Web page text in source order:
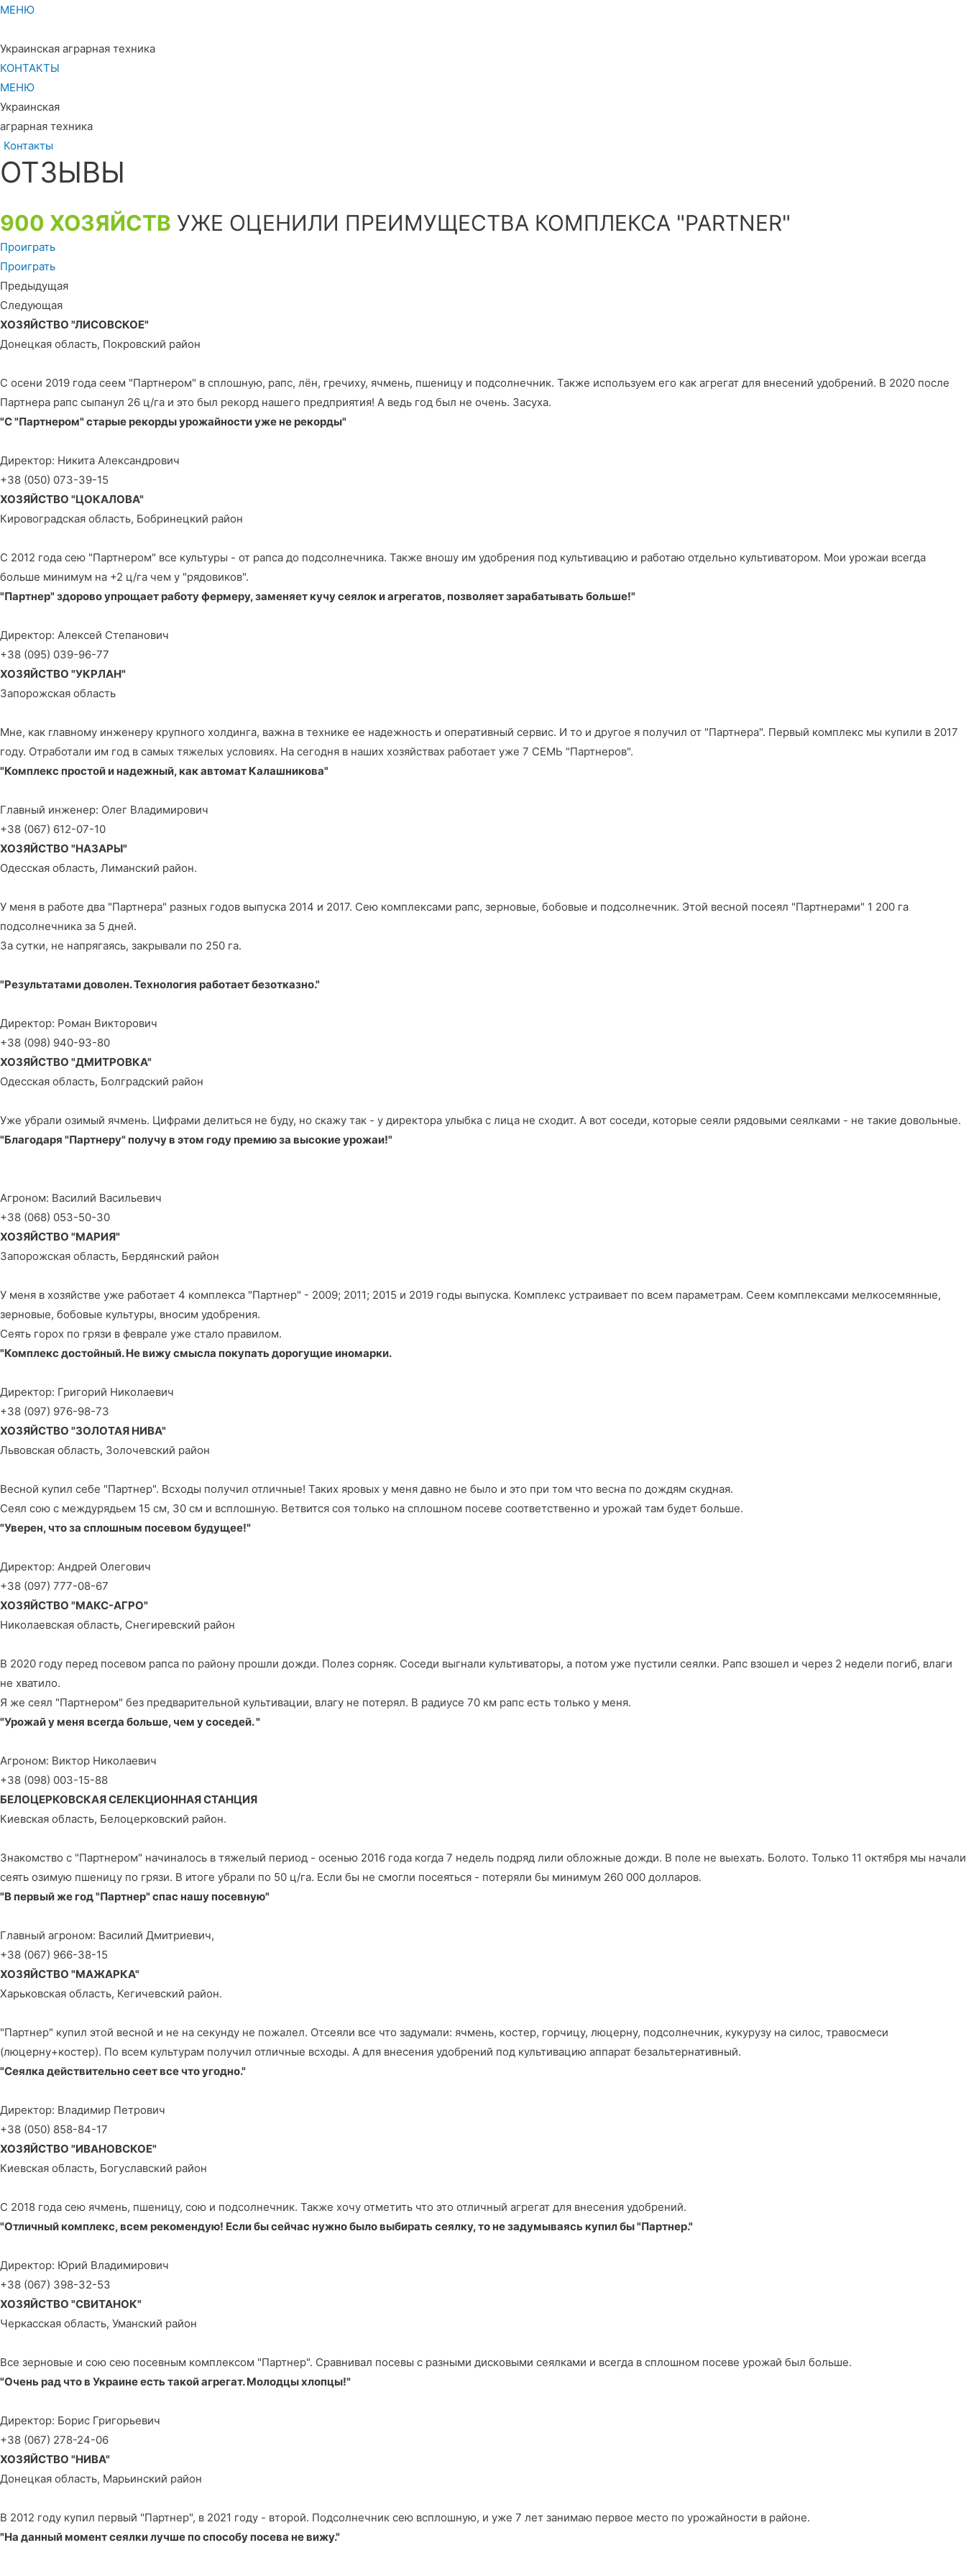
МЕНЮ
Украинская аграрная техника
КОНТАКТЫ
МЕНЮ
Украинская
аграрная техника
Контакты
ОТЗЫВЫ
900 ХОЗЯЙСТВ УЖЕ ОЦЕНИЛИ ПРЕИМУЩЕСТВА КОМПЛЕКСА "PARTNER"
Проиграть
Проиграть
Предыдущая
Следующая
ХОЗЯЙСТВО "ЛИСОВСКОЕ"
Донецкая область, Покровский район
С осени 2019 года сеем "Партнером" в сплошную, рапс, лён, гречиху, ячмень, пшеницу и подсолнечник. Также используем его как агрегат для внесений удобрений. В 2020 после
Партнера рапс сыпанул 26 ц/га и это был рекорд нашего предприятия! А ведь год был не очень. Засуха.
"С "Партнером" старые рекорды урожайности уже не рекорды"
Директор: Никита Александрович
+38 (050) 073-39-15
ХОЗЯЙСТВО "ЦОКАЛОВА"
Кировоградская область, Бобринецкий район
C 2012 года сею "Партнером" все культуры - от рапса до подсолнечника. Также вношу им удобрения под культивацию и работаю отдельно культиватором. Мои урожаи всегда
больше минимум на +2 ц/га чем у "рядовиков".
"Партнер" здорово упрощает работу фермеру, заменяет кучу сеялок и агрегатов, позволяет зарабатывать больше!"
Директор: Алексей Степанович
+38 (095) 039-96-77
ХОЗЯЙСТВО "УКРЛАН"
Запорожская область
Мне, как главному инженеру крупного холдинга, важна в технике ее надежность и оперативный сервис. И то и другое я получил от "Партнера". Первый комплекс мы купили в 2017
году. Отработали им год в самых тяжелых условиях. На сегодня в наших хозяйствах работает уже 7 СЕМЬ "Партнеров".
"Комплекс простой и надежный, как автомат Калашникова"
Главный инженер: Олег Владимирович
+38 (067) 612-07-10
ХОЗЯЙСТВО "НАЗАРЫ"
Одесская область, Лиманский район.
У меня в работе два "Партнера" разных годов выпуска 2014 и 2017. Сею комплексами рапс, зерновые, бобовые и подсолнечник. Этой весной посеял "Партнерами" 1 200 га
подсолнечника за 5 дней.
За сутки, не напрягаясь, закрывали по 250 га.
"Результатами доволен. Технология работает безотказно."
Директор: Роман Викторович
+38 (098) 940-93-80
ХОЗЯЙСТВО "ДМИТРОВКА"
Одесская область, Болградский район
Уже убрали озимый ячмень. Цифрами делиться не буду, но скажу так - у директора улыбка с лица не сходит. А вот соседи, которые сеяли рядовыми сеялками - не такие довольные.
"Благодаря "Партнеру" получу в этом году премию за высокие урожаи!"
Агроном: Василий Васильевич
+38 (068) 053-50-30
ХОЗЯЙСТВО "МАРИЯ"
Запорожская область, Бердянский район
У меня в хозяйстве уже работает 4 комплекса "Партнер" - 2009; 2011; 2015 и 2019 годы выпуска. Комплекс устраивает по всем параметрам. Сеем комплексами мелкосемянные,
зерновые, бобовые культуры, вносим удобрения.
Сеять горох по грязи в феврале уже стало правилом.
"Комплекс достойный. Не вижу смысла покупать дорогущие иномарки.
Директор: Григорий Николаевич
+38 (097) 976-98-73
ХОЗЯЙСТВО "ЗОЛОТАЯ НИВА"
Львовская область, Золочевский район
Весной купил себе "Партнер". Всходы получил отличные! Таких яровых у меня давно не было и это при том что весна по дождям скудная.
Сеял сою с междурядьем 15 см, 30 см и всплошную. Ветвится соя только на сплошном посеве соответственно и урожай там будет больше.
"Уверен, что за сплошным посевом будущее!"
Директор: Андрей Олегович
+38 (097) 777-08-67
ХОЗЯЙСТВО "МАКС-АГРО"
Николаевская область, Снегиревский район
В 2020 году перед посевом рапса по району прошли дожди. Полез сорняк. Соседи выгнали культиваторы, а потом уже пустили сеялки. Рапс взошел и через 2 недели погиб, влаги
не хватило.
Я же сеял "Партнером" без предварительной культивации, влагу не потерял. В радиусе 70 км рапс есть только у меня.
"Урожай у меня всегда больше, чем у соседей. "
Агроном: Виктор Николаевич
+38 (098) 003-15-88
БЕЛОЦЕРКОВСКАЯ СЕЛЕКЦИОННАЯ СТАНЦИЯ
Киевская область, Белоцерковский район.
Знакомство с "Партнером" начиналось в тяжелый период - осенью 2016 года когда 7 недель подряд лили обложные дожди. В поле не выехать. Болото. Только 11 октября мы начали
сеять озимую пшеницу по грязи. В итоге убрали по 50 ц/га. Если бы не смогли посеяться - потеряли бы минимум 260 000 долларов.
"В первый же год "Партнер" спас нашу посевную"
Главный агроном: Василий Дмитриевич,
+38 (067) 966-38-15
ХОЗЯЙСТВО "МАЖАРКА"
Харьковская область, Кегичевский район.
"Партнер" купил этой весной и не на секунду не пожалел. Отсеяли все что задумали: ячмень, костер, горчицу, люцерну, подсолнечник, кукурузу на силос, травосмеси
(люцерну+костер). По всем культурам получил отличные всходы. А для внесения удобрений под культивацию аппарат безальтернативный.
"Сеялка действительно сеет все что угодно."
Директор: Владимир Петрович
+38 (050) 858-84-17
ХОЗЯЙСТВО "ИВАНОВСКОЕ"
Киевская область, Богуславский район
С 2018 года сею ячмень, пшеницу, сою и подсолнечник. Также хочу отметить что это отличный агрегат для внесения удобрений.
"Отличный комплекс, всем рекомендую! Если бы сейчас нужно было выбирать сеялку, то не задумываясь купил бы "Партнер."
Директор: Юрий Владимирович
+38 (067) 398-32-53
ХОЗЯЙСТВО "СВИТАНОК"
Черкасская область, Уманский район
Все зерновые и сою сею посевным комплексом "Партнер". Сравнивал посевы с разными дисковыми сеялками и всегда в сплошном посеве урожай был больше.
"Очень рад что в Украине есть такой агрегат. Молодцы хлопцы!"
Директор: Борис Григорьевич
+38 (067) 278-24-06
ХОЗЯЙСТВО "НИВА"
Донецкая область, Марьинский район
В 2012 году купил первый "Партнер", в 2021 году - второй. Подсолнечник сею всплошную, и уже 7 лет занимаю первое место по урожайности в районе.
"На данный момент сеялки лучше по способу посева не вижу."